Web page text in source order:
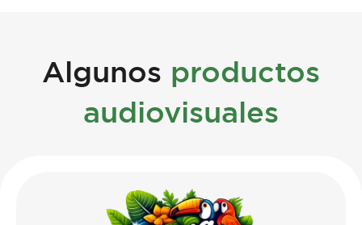
Algunos productos
audiovisuales